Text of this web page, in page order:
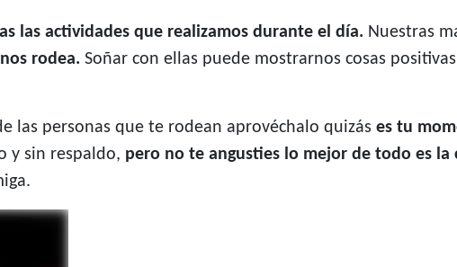
las actividades que realizamos durante el día. Nuestras
rodea. Soñar con ellas puede mostrarnos cosas
las personas que te rodean aprovéchalo quizás es tu
y sin respaldo, pero no te angusties lo mejor de todo es la